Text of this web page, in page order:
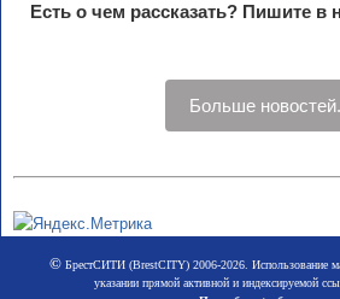
Есть о чем рассказать? Пишите в
Больше
©БрестСИТИ (BrestCITY) 2006-2026. Использование
указании прямой активной и индексируемой